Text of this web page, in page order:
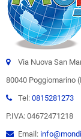
Via Nuova San
80040 Poggiomarino
Tel: 0815281273
P.IVA: 04672471218
Email: